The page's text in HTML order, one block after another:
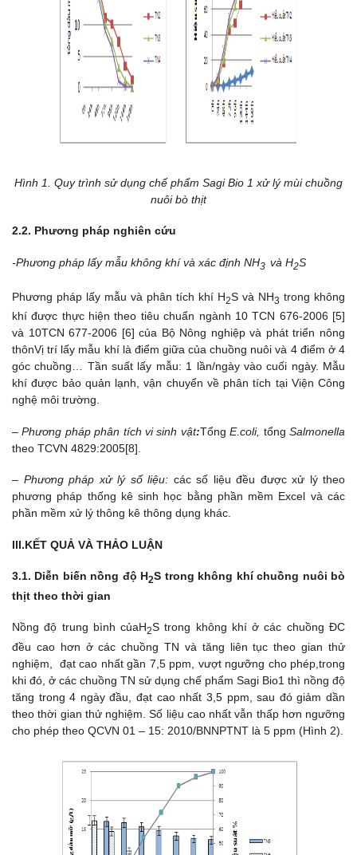
Hình 1. Quy trình sử dụng chế phẩm Sagi Bio 1 xử lý mùi chuồng
nuôi bò thịt
2.2. Phương pháp nghiên cứu
-Phương pháp lấy mẫu không khí và xác định NH3 và H2S
Phương pháp lấy mẫu và phân tích khí H2S và NH3 trong không
khí được thực hiện theo tiêu chuẩn ngành 10 TCN 676-2006 [5]
và 10TCN 677-2006 [6] của Bộ Nông nghiệp và phát triển nông
thônVị trí lấy mẫu khí là điểm giữa của chuồng nuôi và 4 điểm ở 4
góc chuồng… Tần suất lấy mẫu: 1 lần/ngày vào cuối ngày. Mẫu
khí được bảo quản lạnh, vận chuyển về phân tích tại Viện Công
nghệ môi trường.
–Phương pháp phân tích vi sinh vật:TổngE.coli, tổngSalmonella
theo TCVN 4829:2005[8].
– Phương pháp xử lý số liệu: các số liệu đều được xử lý theo
phương pháp thống kê sinh học bằng phần mềm Excel và các
phần mềm xử lý thông kê thông dụng khác.
III.KẾT QUẢ VÀ THẢO LUẬN
3.1. Diễn biến nồng độ H2S trong không khí chuồng nuôi bò
thịt theo thời gian
Nồng độ trung bình củaH2S trong không khí ở các chuồng ĐC
đều cao hơn ở các chuồng TN và tăng liên tục theo gian thử
nghiệm, đạt cao nhất gần 7,5 ppm, vượt ngưỡng cho phép,trong
khi đó, ở các chuồng TN sử dụng chế phẩm Sagi Bio1 thì nồng độ
tăng trong 4 ngày đầu, đạt cao nhất 3,5 ppm, sau đó giảm dần
theo thời gian thử nghiệm. Số liệu cao nhất vẫn thấp hơn ngưỡng
cho phép theo QCVN 01 – 15: 2010/BNNPTNT là 5 ppm (Hình 2).